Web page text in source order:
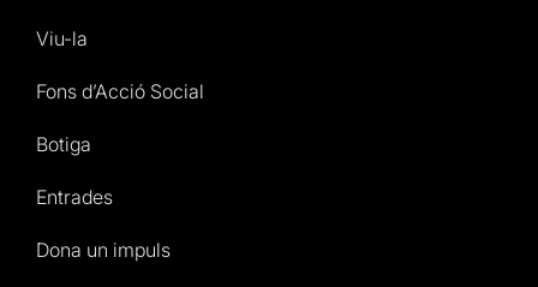
Viu-la
Fons d’Acció Social
Botiga
Entrades
Dona un impuls